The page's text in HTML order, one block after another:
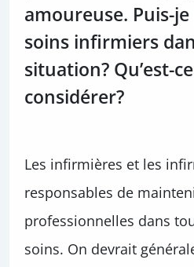
amoureuse. Puis-
soins infirmiers
situation? Qu’est-
considérer?
Les infirmières et les
responsables de
professionnelles dans
soins. On devrait